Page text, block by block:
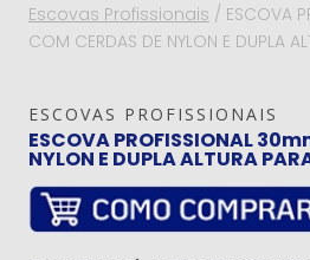
Escovas Profissionais / ESCOVA
COM CERDAS DE NYLON E DUPLA
ESCOVAS PROFISSIONAIS
ESCOVA PROFISSIONAL
NYLON E DUPLA ALTURA